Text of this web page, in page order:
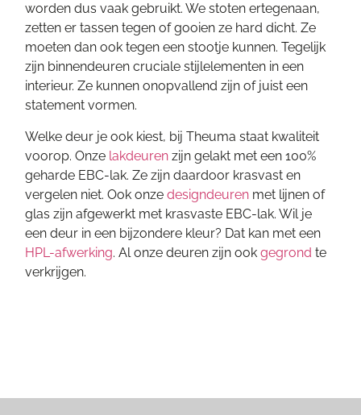
worden dus vaak gebruikt. We stoten ertegenaan,
zetten er tassen tegen of gooien ze hard dicht. Ze
moeten dan ook tegen een stootje kunnen. Tegelijk
zijn binnendeuren cruciale stijlelementen in een
interieur. Ze kunnen onopvallend zijn of juist een
statement vormen.
Welke deur je ook kiest, bij Theuma staat kwaliteit
voorop. Onze lakdeuren zijn gelakt met een 100%
geharde EBC-lak. Ze zijn daardoor krasvast en
vergelen niet. Ook onzedesigndeuren met lijnen of
glas zijn afgewerkt met krasvaste EBC-lak. Wil je
een deur in een bijzondere kleur? Dat kan met een
HPL-afwerking. Al onze deuren zijn ookgegrond te
verkrijgen.